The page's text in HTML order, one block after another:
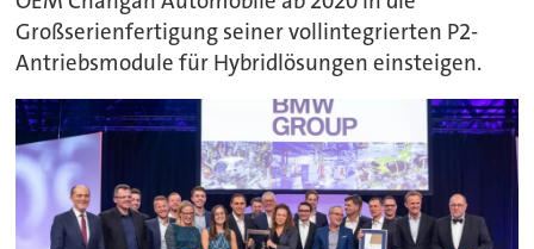
Großserienfertigung seiner vollintegrierten P2-
Antriebsmodule für Hybridlösungen einsteigen.